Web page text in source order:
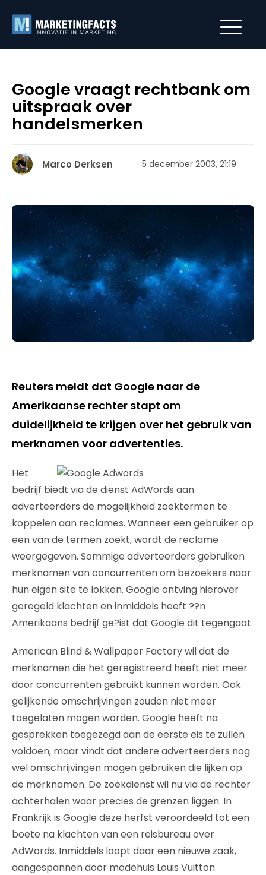
Google vraagt rechtbank om
uitspraak over
handelsmerken
Marco Derksen 5 december 2003, 21:19
Reuters meldt dat Google naar de
Amerikaanse rechter stapt om
duidelijkheid te krijgen over het gebruik van
merknamen voor advertenties.
Het
bedrijf biedt via de dienst AdWords aan
adverteerders de mogelijkheid zoektermen te
koppelen aan reclames. Wanneer een gebruiker op
een van de termen zoekt, wordt de reclame
weergegeven. Sommige adverteerders gebruiken
merknamen van concurrenten om bezoekers naar
hun eigen site te lokken. Google ontving hierover
geregeld klachten en inmiddels heeft ??n
Amerikaans bedrijf ge?ist dat Google dit tegengaat.
American Blind & Wallpaper Factory wil dat de
merknamen die het geregistreerd heeft niet meer
door concurrenten gebruikt kunnen worden. Ook
gelijkende omschrijvingen zouden niet meer
toegelaten mogen worden. Google heeft na
gesprekken toegezegd aan de eerste eis te zullen
voldoen, maar vindt dat andere adverteerders nog
wel omschrijvingen mogen gebruiken die lijken op
de merknamen. De zoekdienst wil nu via de rechter
achterhalen waar precies de grenzen liggen. In
Frankrijk is Google deze herfst veroordeeld tot een
boete na klachten van een reisbureau over
AdWords. Inmiddels loopt daar een nieuwe zaak,
aangespannen door modehuis Louis Vuitton.